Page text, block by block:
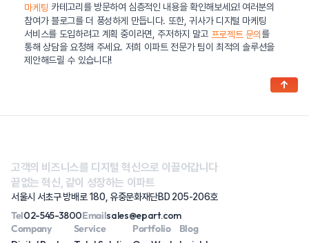
마케팅 카테고리를 방문하여 심층적인 내용을 확인해보세요! 여러분의
참여가 블로그를 더 풍성하게 만듭니다. 또한, 귀사가 디지털 마케팅
서비스를 도입하려고 계획 중이라면, 주저하지 말고 프로젝트 문의를
통해 상담을 요청해 주세요. 저희 이파트 전문가 팀이 최적의 솔루션을
제안해드릴 수 있습니다!
고객의 비즈니스를 디지털 혁신으로 이끌어갑니다
끝없는 혁신, 같이 성장하는 이파트
서울시 서초구 방배로 180, 유중문화재단BD 205-206호
Tel02-545-3800Emailsales@epart.com
Company
Service
Portfolio
Blog
↑